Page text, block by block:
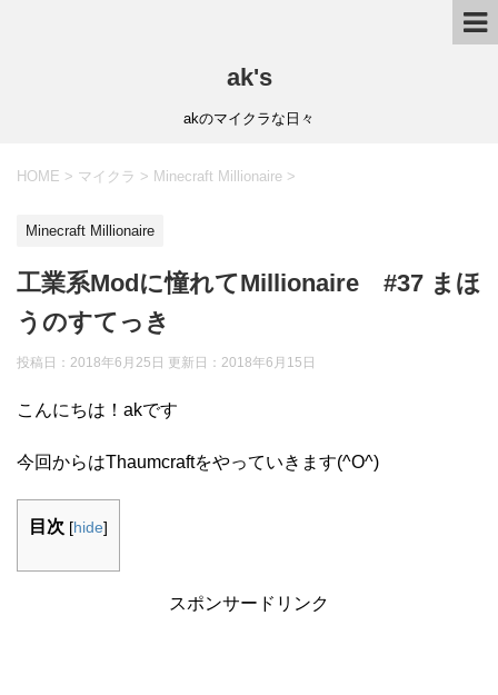
ak's
akのマイクラな日々
HOME > マイクラ > Minecraft Millionaire >
Minecraft Millionaire
工業系Modに憧れてMillionaire #37 まほ
うのすてっき
投稿日：2018年6月25日 更新日： 2018年6月15日
こんにちは！akです
今回からはThaumcraftをやっていきます(^O^)
目次 [hide]
スポンサードリンク